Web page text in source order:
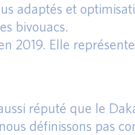
adaptés et
bivouacs.
2019. Elle
réputé que le
définissons pas